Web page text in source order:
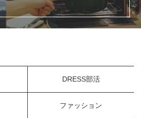
DRESS部活
ファッション